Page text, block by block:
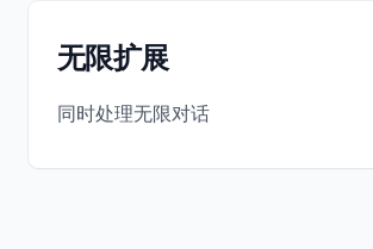
无限扩展
同时处理无限对话